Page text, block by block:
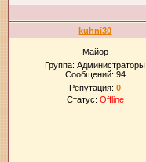
kuhni30
Майор
Группа: Администраторы
Сообщений: 94
Репутация:0
Статус: Offline